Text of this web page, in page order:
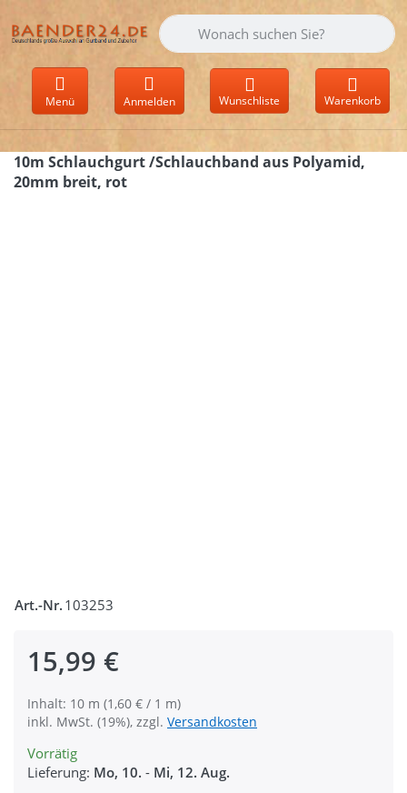
Geben Sie einen Suchbegriff ein.
Menü Anmelden Wunschliste Warenkorb
10m Schlauchgurt /Schlauchband aus Polyamid,
20mm breit, rot
Art.-Nr. 103253
15,99 €
Inhalt: 10 m (1,60 € / 1 m)
inkl. MwSt. (19%), zzgl. Versandkosten
Vorrätig
Lieferung: Mo, 10. - Mi, 12. Aug.